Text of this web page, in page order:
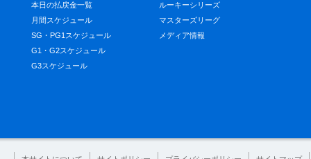
本日の払戻金一覧
月間スケジュール
SG・PG1スケジュール
G1・G2スケジュール
G3スケジュール
ルーキーシリーズ
マスターズリーグ
メディア情報